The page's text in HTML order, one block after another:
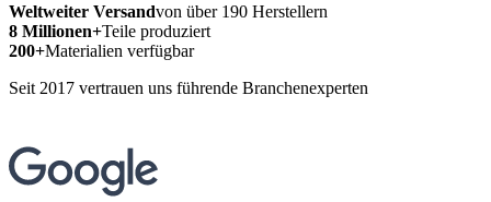
Weltweiter Versandvon über 190 Herstellern
8 Millionen+Teile produziert
200+Materialien verfügbar
Seit 2017 vertrauen uns führende Branchenexperten